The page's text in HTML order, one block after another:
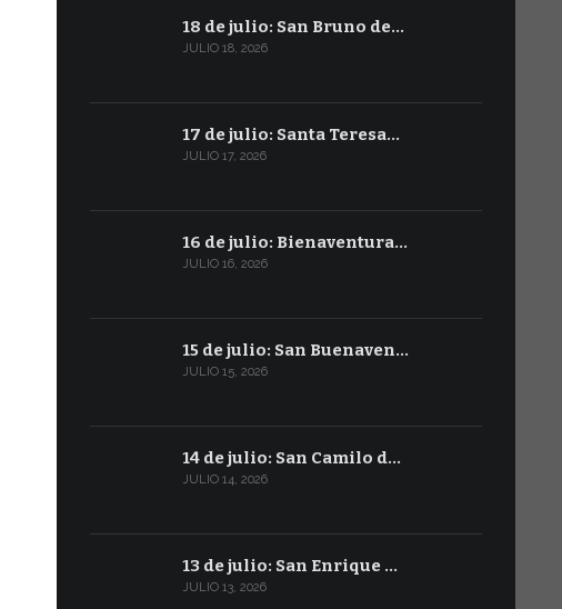
18 de julio: San Bruno de…
JULIO 18, 2026
17 de julio: Santa Teresa…
JULIO 17, 2026
16 de julio: Bienaventura…
JULIO 16, 2026
15 de julio: San Buenaven…
JULIO 15, 2026
14 de julio: San Camilo d…
JULIO 14, 2026
13 de julio: San Enrique …
JULIO 13, 2026